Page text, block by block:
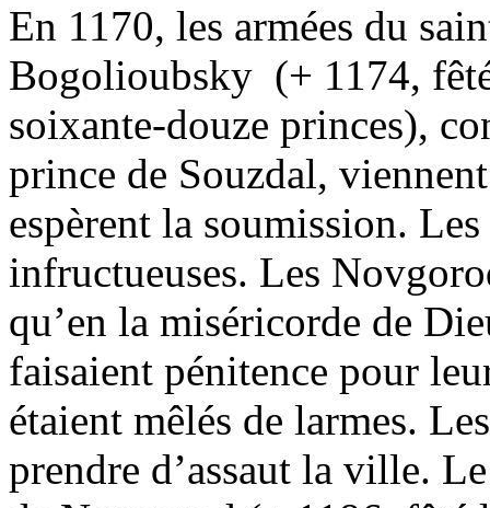
En 1170, les armées du
Bogolioubsky (+ 1174,
soixante-douze princes),
prince de Souzdal,
espèrent la soumission.
infructueuses. Les
qu’en la miséricorde de
faisaient pénitence pour
étaient mêlés de larmes.
prendre d’assaut la ville.